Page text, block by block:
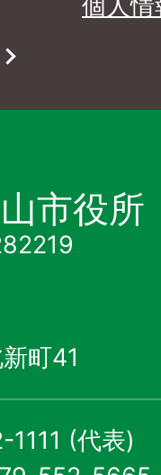
個人
市役所
町41
(代表)